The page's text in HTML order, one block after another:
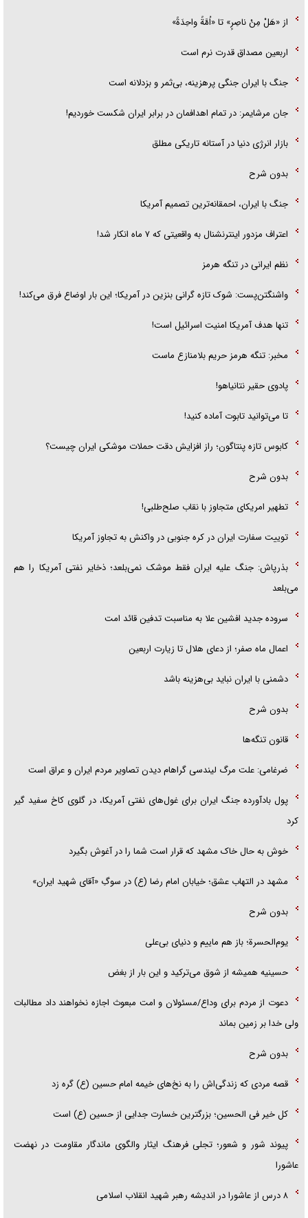
از «هَلْ مِنْ ناصِرٍ» تا «اُمَّةً واحِدَةً»
اربعین مصداق قدرت نرم است
جنگ با ایران جنگی پرهزینه، بی‌ثمر و بزدلانه است
جان مرشایمر: در تمام اهدافمان در برابر ایران شکست خوردیم!
بازار انرژی دنیا در آستانه تاریکی مطلق
بدون شرح
جنگ با ایران، احمقانه‌ترین تصمیم آمریکا
اعتراف مزدور اینترنشنال به واقعیتی که ۷ ماه انکار شد!
نظم ایرانی در تنگه هرمز
واشنگتن‌پست: شوک تازه گرانی بنزین در آمریکا؛ این بار اوضاع فرق می‌کند!
تنها هدف آمریکا امنیت اسرائیل است!
مخبر: تنگه هرمز حریم بلامنازع ماست
پادوی حقیر نتانیاهو!
تا می‌توانید تابوت آماده کنید!
کابوس تازه پنتاگون؛ راز افزایش دقت حملات موشکی ایران چیست؟
بدون شرح
تطهیر امریکای متجاوز با نقاب صلح‌طلبی!
توییت سفارت ایران در کره جنوبی در واکنش به تجاوز آمریکا
بذرپاش: ‏جنگ علیه ایران فقط موشک نمی‌بلعد؛ ذخایر نفتی آمریکا را هم
می‌بلعد
سروده جدید افشین علا به مناسبت تدفین قائد امت
اعمال ماه صفر؛ از دعای هلال تا زیارت اربعین
دشمنی با ایران نباید بی‌هزینه باشد
بدون شرح
قانون تنگه‌ها
ضرغامی: علت مرگ لیندسی گراهام دیدن تصاویر مردم ایران و عراق است
پول بادآورده جنگ ایران برای غول‌های نفتی آمریکا، در گلوی کاخ سفید گیر
کرد
خوش به حال خاک مشهد که قرار است شما را در آغوش بگیرد
مشهد در التهاب عشق؛ خیابان امام رضا (ع) در سوگِ «آقای شهید ایران»
بدون شرح
یوم‌الحسرة؛ باز هم ماییم و دنیای بی‌علی
حسینیه همیشه از شوق می‌ترکید و این بار از بغض
دعوت از مردم برای وداع/مسئولان و امت مبعوث اجازه نخواهند داد مطالبات
ولی خدا بر زمین بماند
بدون شرح
قصه مردی که زندگی‌اش را به نخ‌های خیمه امام حسین (ع) گره زد
کل خیر فی الحسین؛ بزرگترین خسارت جدایی از حسین (ع) است
پیوند شور و شعور؛ تجلی فرهنگ ایثار والگوی ماندگار مقاومت در نهضت
عاشورا
۸ درس از عاشورا در اندیشه رهبر شهید انقلاب اسلامی